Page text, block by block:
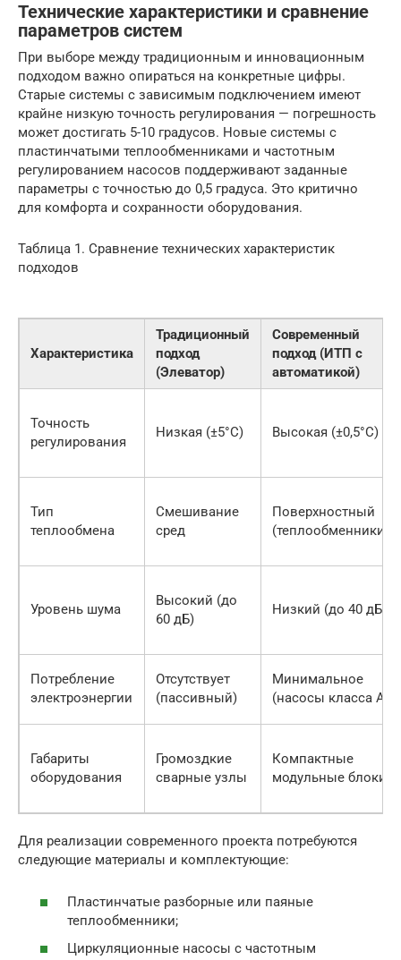
Технические характеристики и сравнение
параметров систем
При выборе между традиционным и инновационным
подходом важно опираться на конкретные цифры.
Старые системы с зависимым подключением имеют
крайне низкую точность регулирования — погрешность
может достигать 5-10 градусов. Новые системы с
пластинчатыми теплообменниками и частотным
регулированием насосов поддерживают заданные
параметры с точностью до 0,5 градуса. Это критично
для комфорта и сохранности оборудования.
Таблица 1. Сравнение технических характеристик
подходов
Характеристика
Традиционный
подход
(Элеватор)
Современный
подход (ИТП с
автоматикой)
Точность
регулирования
Низкая (±5°C) Высокая (±0,5°C)
Тип
теплообмена
Смешивание
сред
Поверхностный
(теплообменники)
Уровень шума
Высокий (до
60 дБ)
Низкий (до 40 дБ)
Потребление
электроэнергии
Отсутствует
(пассивный)
Минимальное
(насосы класса А)
Габариты
оборудования
Громоздкие
сварные узлы
Компактные
модульные блоки
Для реализации современного проекта потребуются
следующие материалы и комплектующие:
Пластинчатые разборные или паяные
теплообменники;
Циркуляционные насосы с частотным